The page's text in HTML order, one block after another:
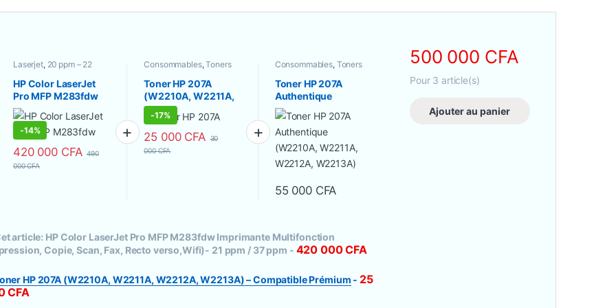
Laserjet, 20 ppm – 22
Format A4
Imprimante Couleur,
Imprimante Multifonction
(Tout en un), Imprimantes
Automatique
HP Color LaserJet
Pro MFP M283fdw
Imprimante
Multifonction
(Impression, Copie,
Scan, Fax, Recto
verso,Wifi)- 21 ppm /
37 ppm
-14%
420 000 CFA 490
000CFA
Consommables,Toners
Laser
Toner HP 207A
(W2210A, W2211A,
W2212A, W2213A) –
Compatible
Prémium
-17%
25 000 CFA 30
000CFA
Consommables, Toners
Toner HP 207A
Authentique
(W2210A, W2211A,
W2212A, W2213A)
55 000 CFA
article: HP Color LaserJet Pro MFP M283fdw Imprimante Multifonction
Copie, Scan, Fax, Recto verso,Wifi)- 21 ppm / 37 ppm - 420 000CFA
HP 207A (W2210A, W2211A, W2212A, W2213A) – Compatible Prémium - 25
CFA
500 000 CFA
Pour 3 article(s)
Ajouter au panier